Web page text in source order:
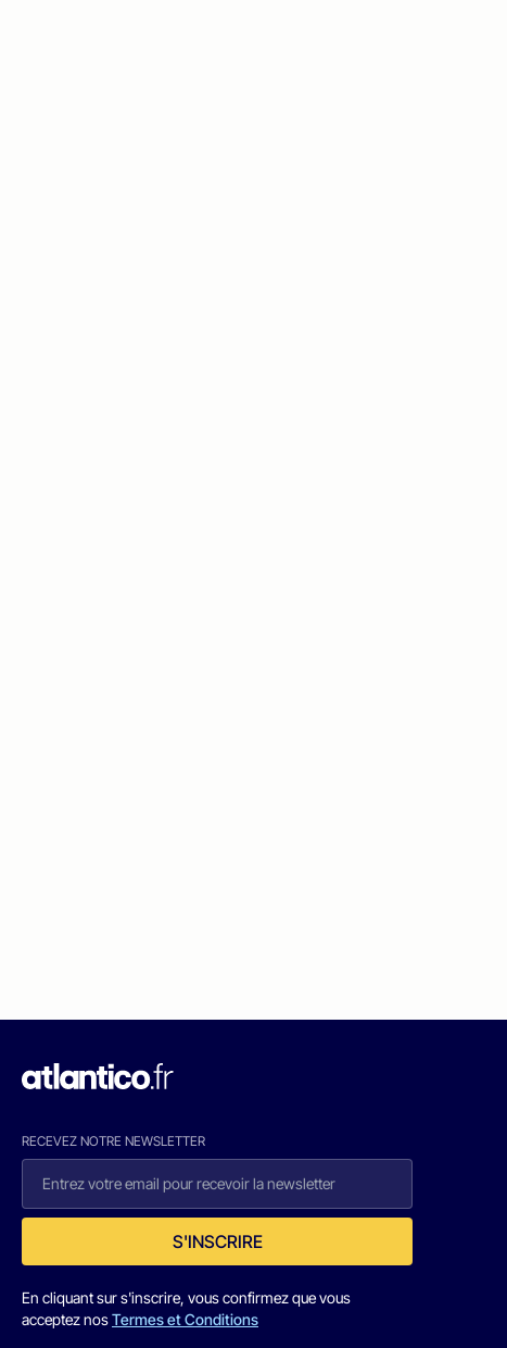
RECEVEZ NOTRE NEWSLETTER
S'INSCRIRE
En cliquant sur s'inscrire, vous confirmez que vous
acceptez nosTermes et Conditions